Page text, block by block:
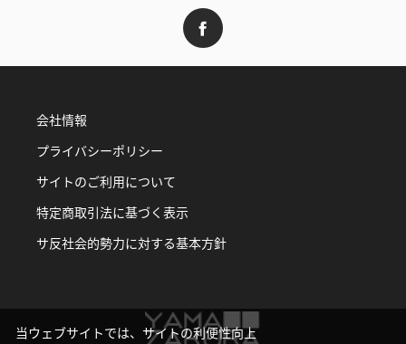
会社情報
プライバシーポリシー
サイトのご利用について
特定商取引法に基づく表示
サ反社会的勢力に対する基本方針
当ウェブサイトでは、サイトの利便性向上